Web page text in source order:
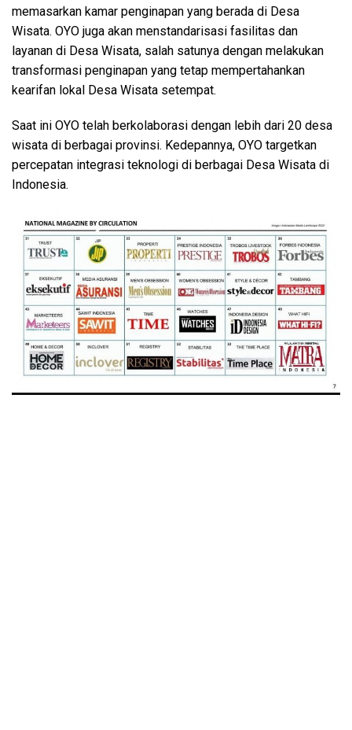
memasarkan kamar penginapan yang berada di Desa
Wisata. OYO juga akan menstandarisasi fasilitas dan
layanan di Desa Wisata, salah satunya dengan melakukan
transformasi penginapan yang tetap mempertahankan
kearifan lokal Desa Wisata setempat.
Saat ini OYO telah berkolaborasi dengan lebih dari 20 desa
wisata di berbagai provinsi. Kedepannya, OYO targetkan
percepatan integrasi teknologi di berbagai Desa Wisata di
Indonesia.